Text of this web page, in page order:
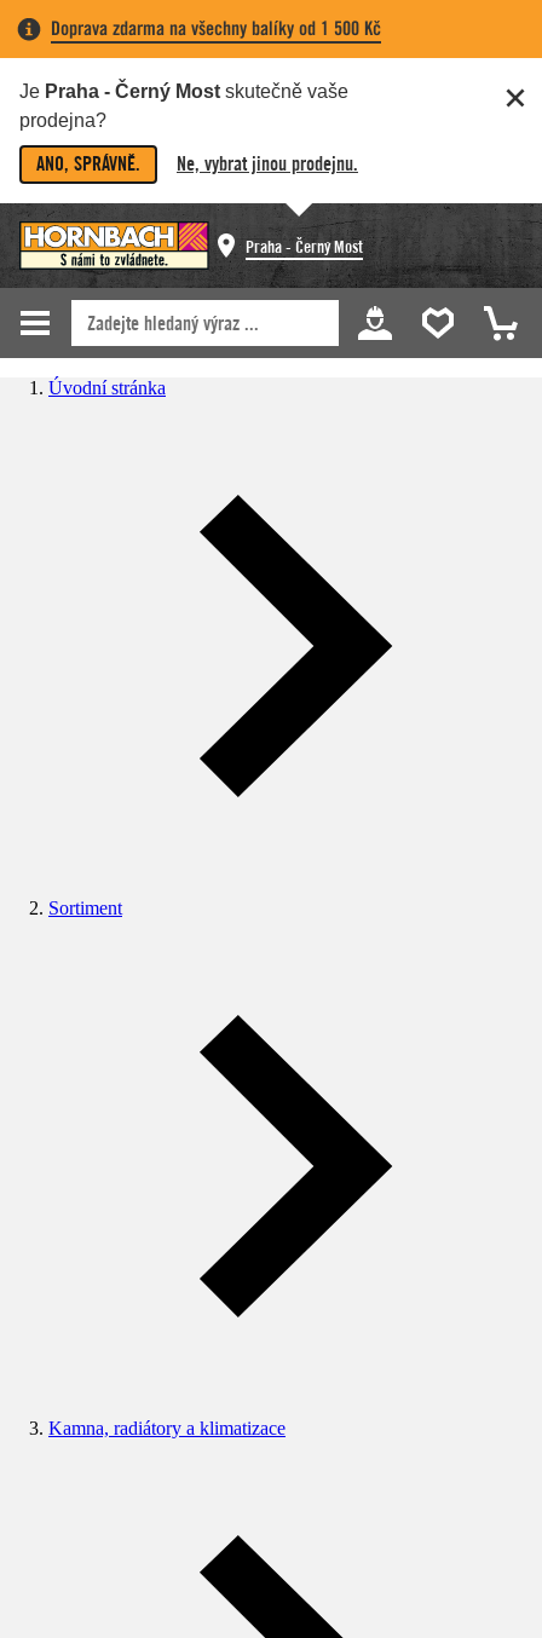
Doprava zdarma na všechny balíky od 1 500 Kč
Je Praha - Černý Most skutečně vaše
prodejna?
ANO, SPRÁVNĚ. Ne, vybrat jinou prodejnu.
Praha - Černý Most
Úvodní stránka
Sortiment
Kamna, radiátory a klimatizace